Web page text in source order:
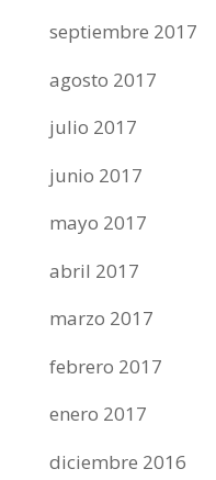
septiembre 2017
agosto 2017
julio 2017
junio 2017
mayo 2017
abril 2017
marzo 2017
febrero 2017
enero 2017
diciembre 2016